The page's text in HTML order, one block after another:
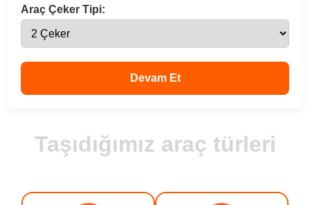
Araç Çeker Tipi:
Devam Et
Taşıdığımız araç türleri